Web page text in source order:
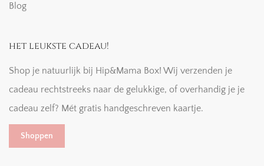
Blog
het leukste cadeau!
Shop je natuurlijk bij Hip&Mama Box! Wij verzenden je
cadeau rechtstreeks naar de gelukkige, of overhandig je je
cadeau zelf? Mét gratis handgeschreven kaartje.
Shoppen